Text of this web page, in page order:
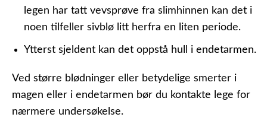
legen har tatt vevsprøve fra slimhinnen kan det i
noen tilfeller sivblø litt herfra en liten periode.
Ytterst sjeldent kan det oppstå hull i endetarmen.
Ved større blødninger eller betydelige smerter i
magen eller i endetarmen bør du kontakte lege for
nærmere undersøkelse.